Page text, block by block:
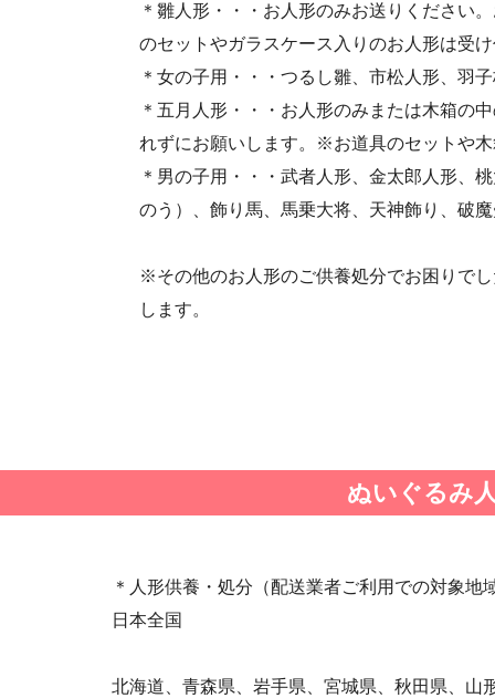
・第35回人形供養祭(令和2年2月13日(木))
・第33回人形供養祭(令和元年9月11日(水))
・第31回人形供養祭(平成31年3月13日(水))
・第29回人形供養祭(平成30年5月23日(水))
・第27回人形供養祭(平成29年6月14日(水))
・第25回人形供養祭(平成28年6月16日(木))
・第23回人形供養祭(平成26年12月5日)
・第19回人形供養祭(平成24年11月27日)
・第17回人形供養祭(平成24年2月17日)
・第7回人形供養祭(平成20年11月25日)
・第5回人形供養祭(平成20年7月23日)
・第1回人形供養祭(平成19年11月20日)
＊雛人形・・・お人形のみお送りください
のセットやガラスケース入りのお人形は受
＊女の子用・・・つるし雛、市松人形、羽
＊五月人形・・・お人形のみまたは木箱の
れずにお願いします。※お道具のセットや
＊男の子用・・・武者人形、金太郎人形、
のう）、飾り馬、馬乗大将、天神飾り、破
※その他のお人形のご供養処分でお困りで
します。
ぬいぐるみ
＊人形供養・処分（配送業者ご利用での対象地
日本全国
北海道、青森県、岩手県、宮城県、秋田県、山